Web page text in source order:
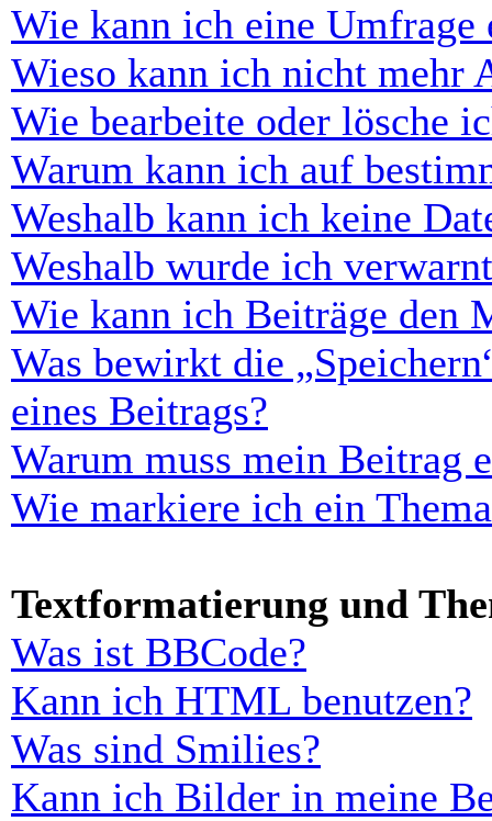
Wie kann ich eine Umfrage
Wieso kann ich nicht mehr
Wie bearbeite oder lösche
Warum kann ich auf
Weshalb kann ich keine
Weshalb wurde ich
Wie kann ich Beiträge den
Was bewirkt die
eines Beitrags?
Warum muss mein Beitrag
Wie markiere ich ein
Textformatierung und
Was ist BBCode?
Kann ich HTML benutzen?
Was sind Smilies?
Kann ich Bilder in meine